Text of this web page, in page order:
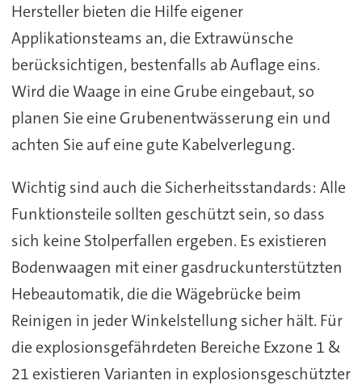
Hersteller bieten die Hilfe eigener
Applikationsteams an, die Extrawünsche
berücksichtigen, bestenfalls ab Auflage eins.
Wird die Waage in eine Grube eingebaut, so
planen Sie eine Grubenentwässerung ein und
achten Sie auf eine gute Kabelverlegung.
Wichtig sind auch die Sicherheitsstandards: Alle
Funktionsteile sollten geschützt sein, so dass
sich keine Stolperfallen ergeben. Es existieren
Bodenwaagen mit einer gasdruckunterstützten
Hebeautomatik, die die Wägebrücke beim
Reinigen in jeder Winkelstellung sicher hält. Für
die explosionsgefährdeten Bereiche Exzone 1 &
21 existieren Varianten in explosionsgeschützter